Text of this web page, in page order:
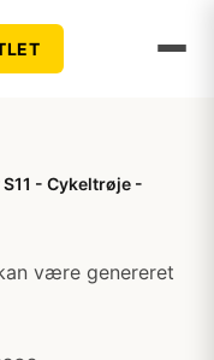
- Cykeltrøje -
være genereret